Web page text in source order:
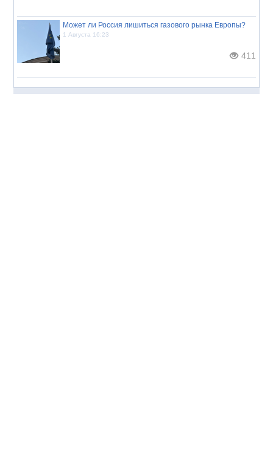
Может ли Россия лишиться газового рынка Европы?
1 Августа 16:23
411